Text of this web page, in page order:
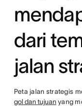
dari
jalan
Peta jalan strategis
gol dan tujuan yang